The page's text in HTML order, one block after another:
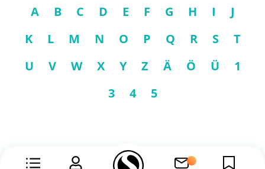
A
B C D E F G H I
J
K
L M N O P Q R S
T
U
V W X Y Z Ä Ö Ü
1
3
4 5